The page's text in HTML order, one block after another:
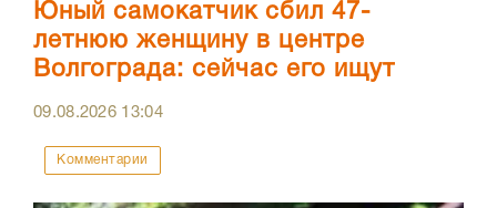
Юный самокатчик сбил 47-
летнюю женщину в центре
Волгограда: сейчас его ищут
09.08.2026 13:04
Комментарии